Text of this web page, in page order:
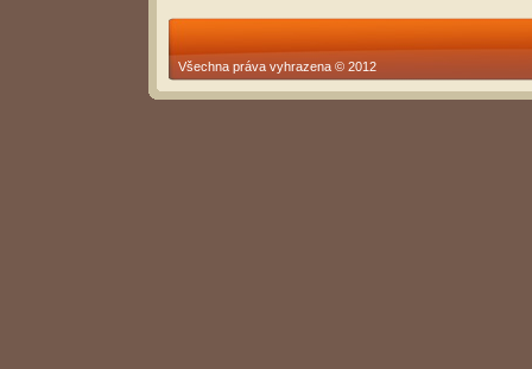
Všechna práva vyhrazena © 2012